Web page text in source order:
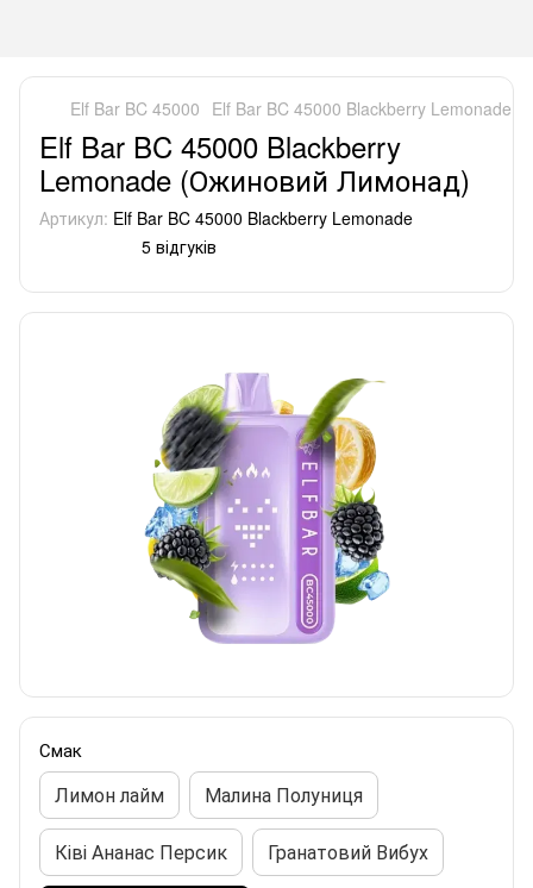
Elf Bar BC 45000 Elf Bar BC 45000 Blackberry Lemonade
Elf Bar BC 45000 Blackberry
Lemonade (Ожиновий Лимонад)
Артикул: Elf Bar BC 45000 Blackberry Lemonade
5 відгуків
Смак
Лимон лайм Малина Полуниця
Ківі Ананас Персик Гранатовий Вибух